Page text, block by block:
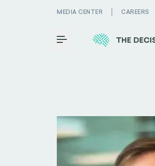
MEDIA CENTER CAREERS
Toggle Menu